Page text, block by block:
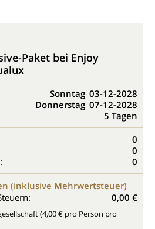
Paket bei Enjoy
Sonntag 03-12-2028
Donnerstag 07-12-2028
5 Tagen
0
0
0
(inklusive Mehrwertsteuer)
0,00 €
(4,00 € pro Person pro